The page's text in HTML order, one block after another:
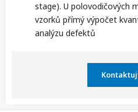
stage). U polovodičových
vzorků přímý výpočet
analýzu defektů